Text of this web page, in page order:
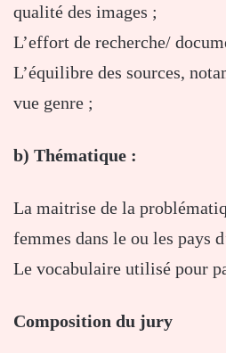
qualité des images ;
L’effort de recherche/
L’équilibre des sources,
vue genre ;
b) Thématique :
La maitrise de la
femmes dans le ou les pays
Le vocabulaire utilisé pour
Composition du jury